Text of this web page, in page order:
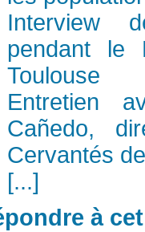
Interview
pendant le
Toulouse
Entretien
Cañedo,
Cervantés
[...]
à